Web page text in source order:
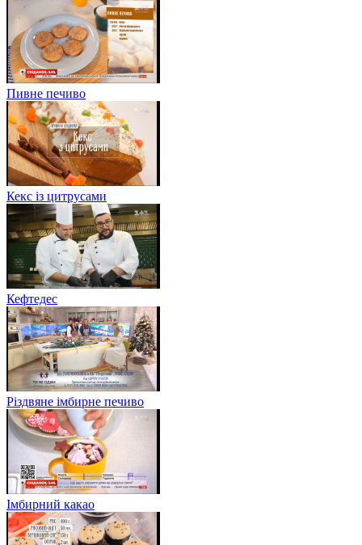
Пивне печиво
Кекс із цитрусами
Кефтедес
Різдвяне імбирне печиво
Імбирний какао